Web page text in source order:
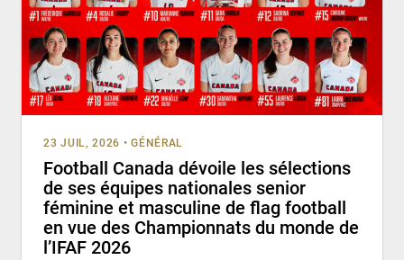
23 JUIL, 2026 • GÉNÉRAL
Football Canada dévoile les sélections
de ses équipes nationales senior
féminine et masculine de flag football
en vue des Championnats du monde de
l’IFAF 2026